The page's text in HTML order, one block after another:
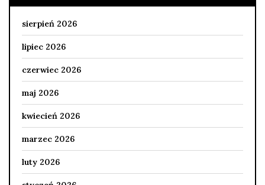
sierpień 2026
lipiec 2026
czerwiec 2026
maj 2026
kwiecień 2026
marzec 2026
luty 2026